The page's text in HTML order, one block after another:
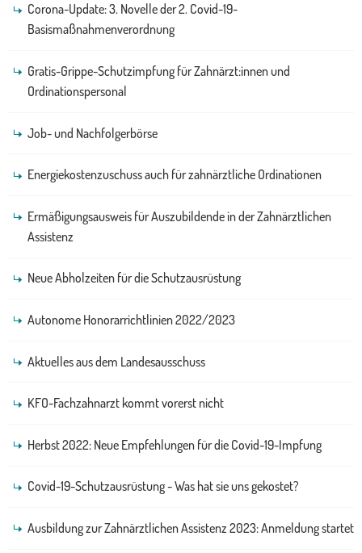
Corona-Update: 3. Novelle der 2. Covid-19-
Basismaßnahmenverordnung
Gratis-Grippe-Schutzimpfung für Zahnärzt:innen und
Ordinationspersonal
Job- und Nachfolgerbörse
Energiekostenzuschuss auch für zahnärztliche Ordinationen
Ermäßigungsausweis für Auszubildende in der Zahnärztlichen
Assistenz
Neue Abholzeiten für die Schutzausrüstung
Autonome Honorarrichtlinien 2022/2023
Aktuelles aus dem Landesausschuss
KFO-Fachzahnarzt kommt vorerst nicht
Herbst 2022: Neue Empfehlungen für die Covid-19-Impfung
Covid-19-Schutzausrüstung - Was hat sie uns gekostet?
Ausbildung zur Zahnärztlichen Assistenz 2023: Anmeldung startet